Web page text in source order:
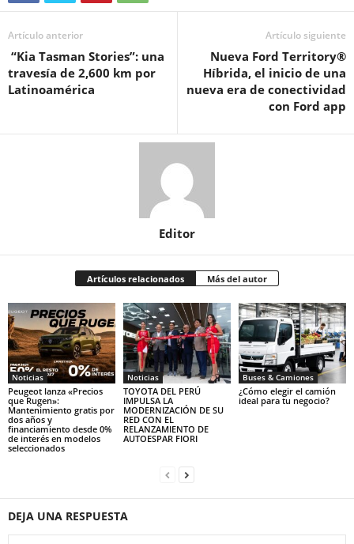
Artículo anterior
“Kia Tasman Stories”: una
travesía de 2,600 km por
Latinoamérica
Artículo siguiente
Nueva Ford Territory®
Híbrida, el inicio de una
nueva era de conectividad
con Ford app
Editor
Artículos relacionados Más del autor
Noticias
Peugeot lanza «Precios
que Rugen»:
Mantenimiento gratis por
dos años y
financiamiento desde 0%
de interés en modelos
seleccionados
Noticias
TOYOTA DEL PERÚ
IMPULSA LA
MODERNIZACIÓN DE SU
RED CON EL
RELANZAMIENTO DE
AUTOESPAR FIORI
Buses & Camiones
¿Cómo elegir el camión
ideal para tu negocio?
DEJA UNA RESPUESTA